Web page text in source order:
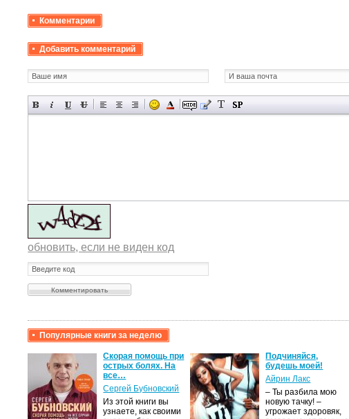
Комментарии
Добавить комментарий
обновить, если не виден код
Популярные книги за неделю
Скорая помощь при
острых болях. На
все…
Сергей Бубновский
Из этой книги вы
узнаете, как своими
Подчиняйся,
будешь моей!
Айрин Лакс
– Ты разбила мою
новую тачку! –
угрожает здоровяк,